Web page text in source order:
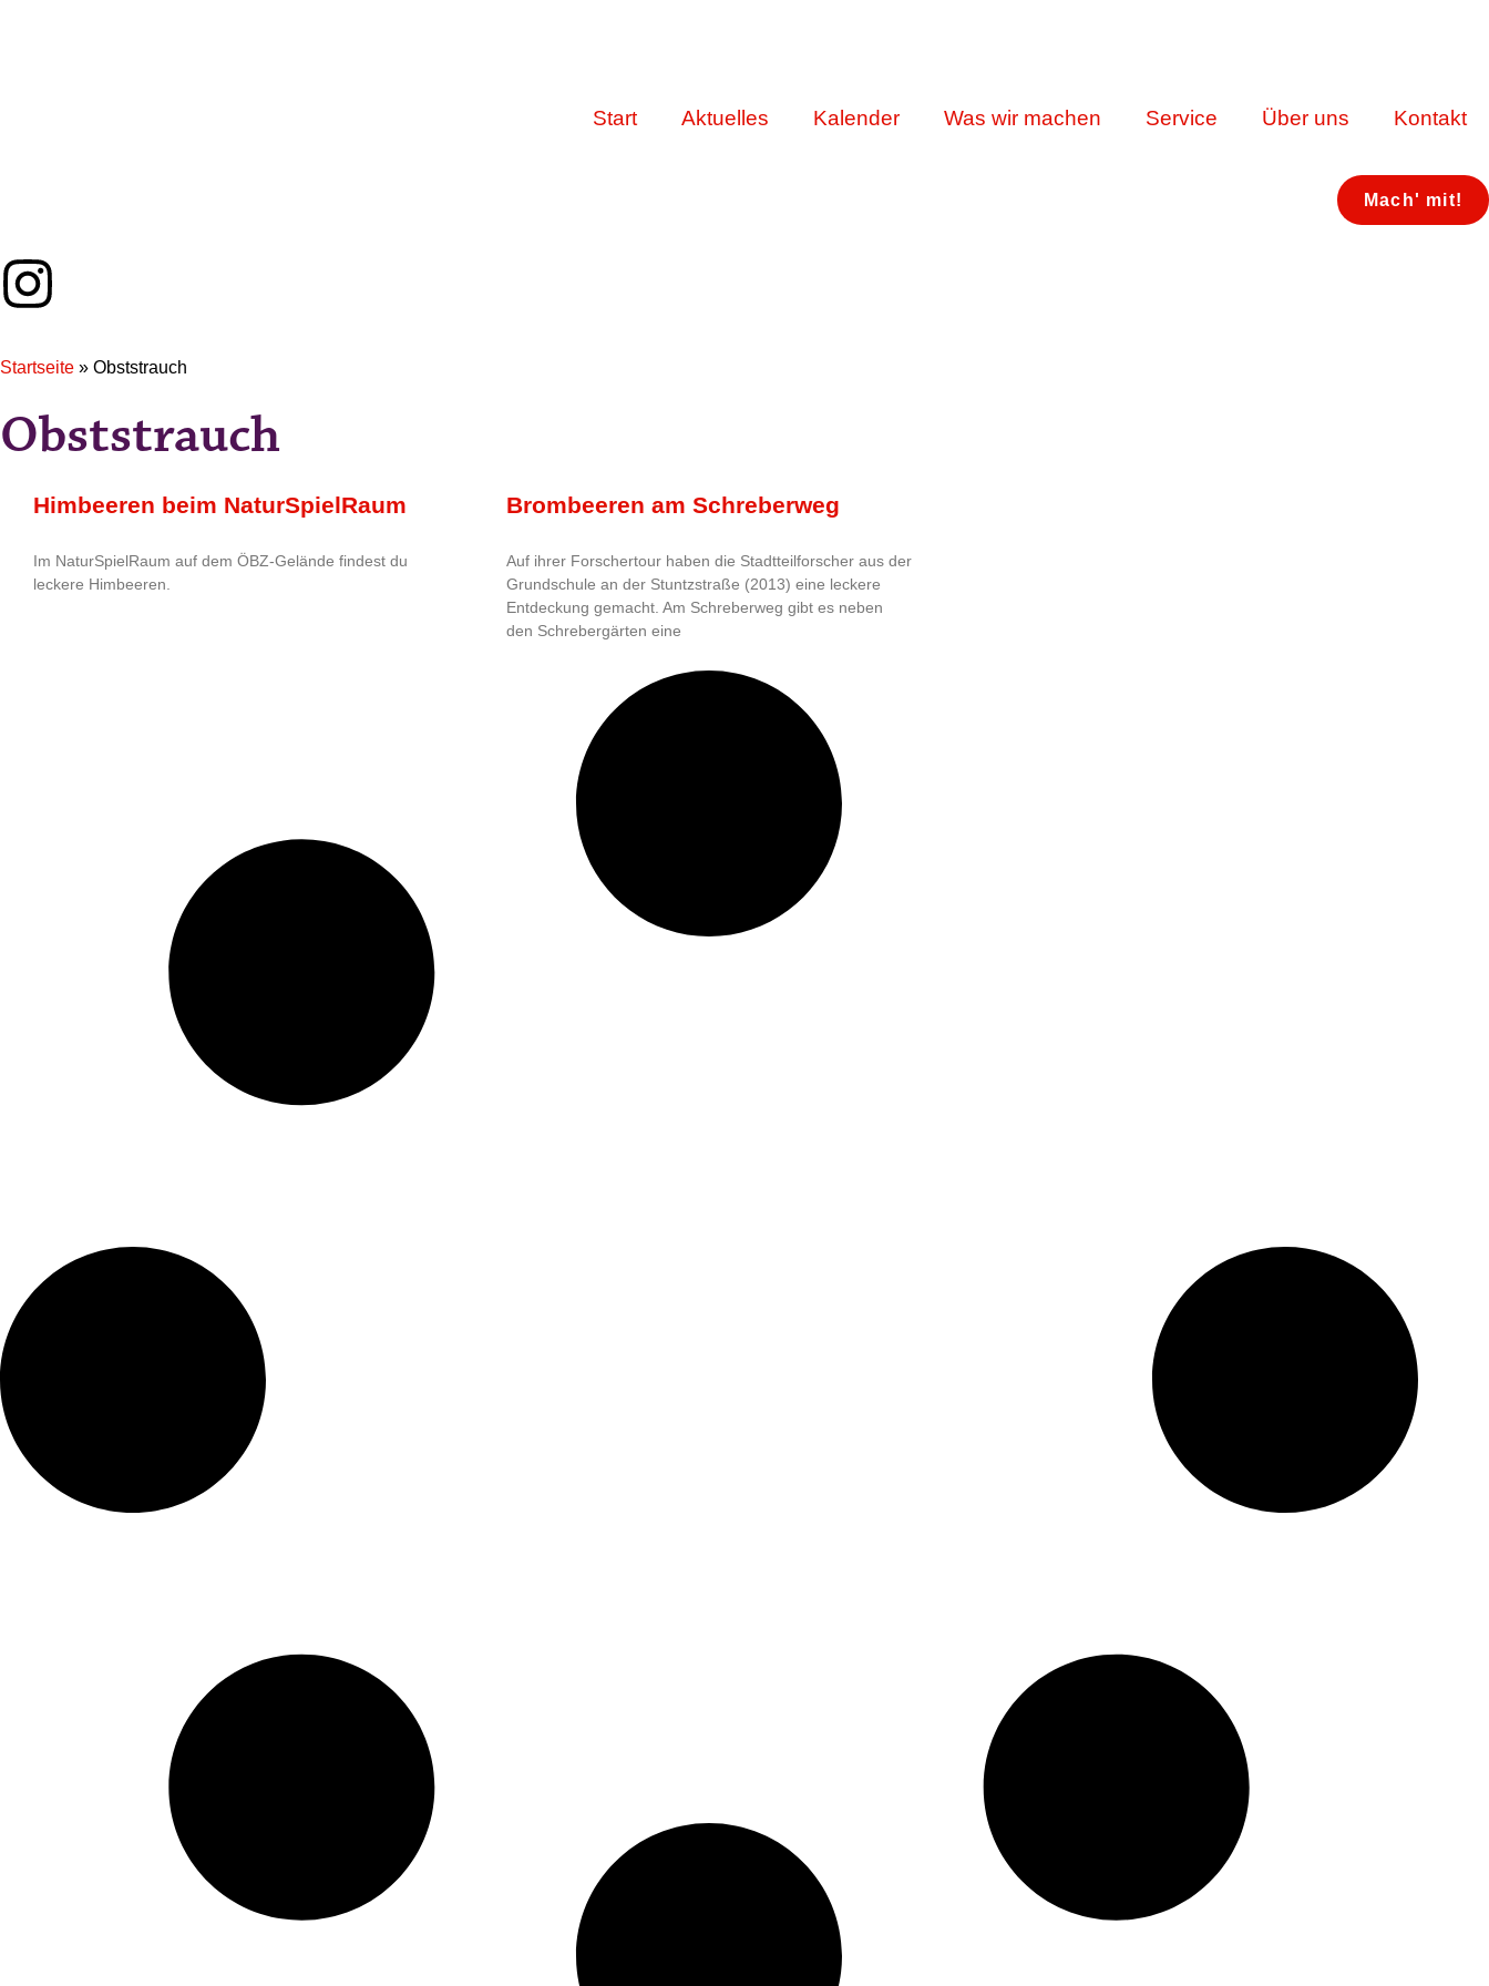
Start Aktuelles Kalender Was wir machen Service Über uns Kontakt
Mach' mit!
Startseite » Obststrauch
Obststrauch
Himbeeren beim NaturSpielRaum
Im NaturSpielRaum auf dem ÖBZ-Gelände findest du
leckere Himbeeren.
Brombeeren am Schreberweg
Auf ihrer Forschertour haben die Stadtteilforscher aus der
Grundschule an der Stuntzstraße (2013) eine leckere
Entdeckung gemacht. Am Schreberweg gibt es neben
den Schrebergärten eine